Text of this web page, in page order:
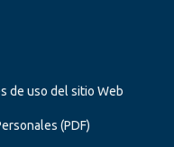
de uso del sitio Web
(PDF)